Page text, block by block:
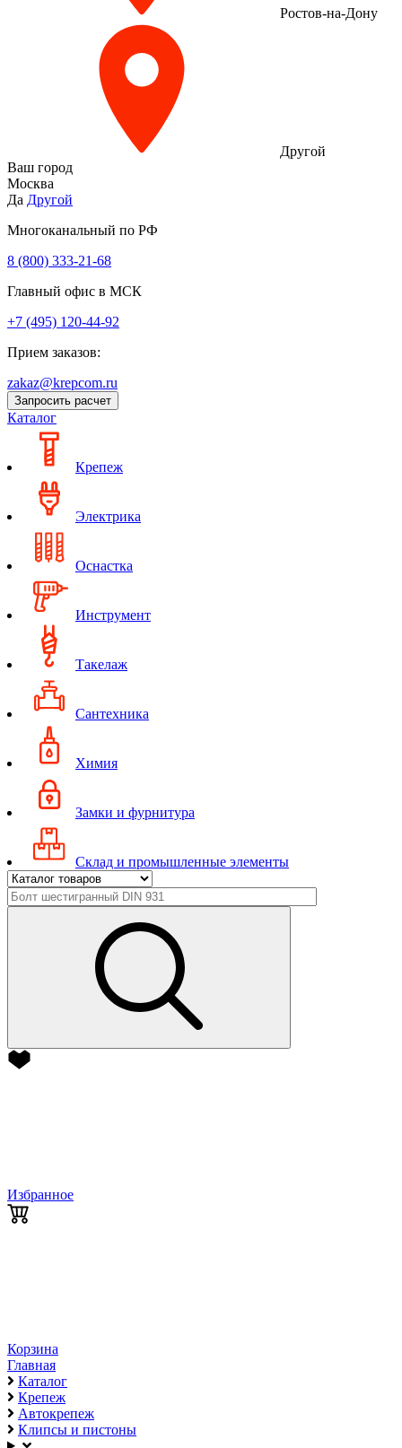
Ростов-на-Дону
Другой
Ваш город
Москва
Да Другой
Многоканальный по РФ
8 (800) 333‑21-68
Главный офис в МСК
+7 (495) 120-44-92
Прием заказов:
zakaz@krepcom.ru
Запросить расчет
Каталог
Крепеж
Электрика
Оснастка
Инструмент
Такелаж
Сантехника
Химия
Замки и фурнитура
Склад и промышленные элементы
Избранное
Корзина
Главная
Каталог
Крепеж
Автокрепеж
Клипсы и пистоны